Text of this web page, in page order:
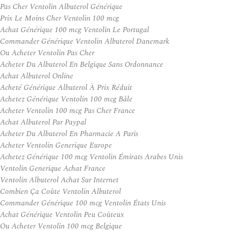
Pas Cher Ventolin Albuterol Générique
Prix Le Moins Cher Ventolin 100 mcg
Achat Générique 100 mcg Ventolin Le Portugal
Commander Générique Ventolin Albuterol Danemark
Ou Acheter Ventolin Pas Cher
Acheter Du Albuterol En Belgique Sans Ordonnance
Achat Albuterol Online
Acheté Générique Albuterol À Prix Réduit
Achetez Générique Ventolin 100 mcg Bâle
Acheter Ventolin 100 mcg Pas Cher France
Achat Albuterol Par Paypal
Acheter Du Albuterol En Pharmacie A Paris
Acheter Ventolin Generique Europe
Achetez Générique 100 mcg Ventolin Émirats Arabes Unis
Ventolin Generique Achat France
Ventolin Albuterol Achat Sur Internet
Combien Ça Coûte Ventolin Albuterol
Commander Générique 100 mcg Ventolin États Unis
Achat Générique Ventolin Peu Coûteux
Ou Acheter Ventolin 100 mcg Belgique